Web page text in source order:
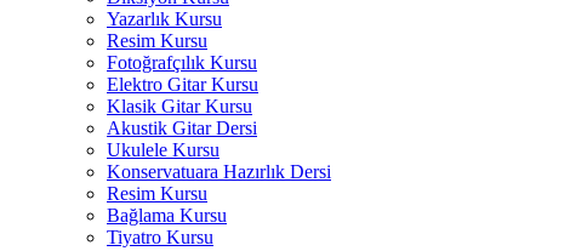
Yazarlık Kursu
Resim Kursu
Fotoğrafçılık Kursu
Elektro Gitar Kursu
Klasik Gitar Kursu
Akustik Gitar Dersi
Ukulele Kursu
Konservatuara Hazırlık Dersi
Resim Kursu
Bağlama Kursu
Tiyatro Kursu